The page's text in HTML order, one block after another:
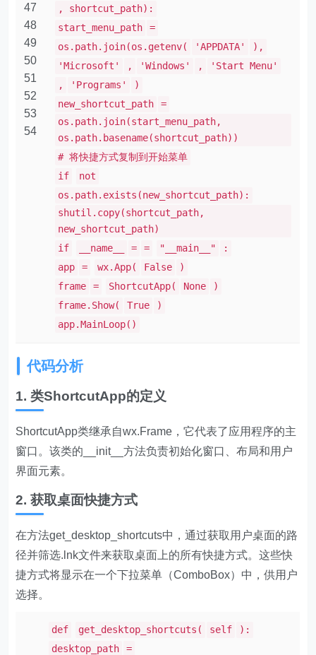
47
48
49
50
51
52
53
54
, shortcut_path):
start_menu_path
=
os.path.join(os.getenv(
'APPDATA'
),
'Microsoft'
, 'Windows' ,
'Start Menu'
,
'Programs'
)
new_shortcut_path
=
os.path.join(start_menu_path,
os.path.basename(shortcut_path))
# 将快捷方式复制到开始菜单
if
not
os.path.exists(new_shortcut_path):
shutil.copy(shortcut_path,
new_shortcut_path)
if
__name__ = = "__main__"
:
app
= wx.App( False
)
frame
= ShortcutApp( None
)
frame.Show(
True
)
app.MainLoop()
代码分析
1. 类ShortcutApp的定义
ShortcutApp类继承自wx.Frame，它代表了应用程序的主
窗口。该类的__init__方法负责初始化窗口、布局和用户
界面元素。
2. 获取桌面快捷方式
在方法get_desktop_shortcuts中，通过获取用户桌面的路
径并筛选.lnk文件来获取桌面上的所有快捷方式。这些快
捷方式将显示在一个下拉菜单（ComboBox）中，供用户
选择。
def get_desktop_shortcuts( self
):
desktop_path
=